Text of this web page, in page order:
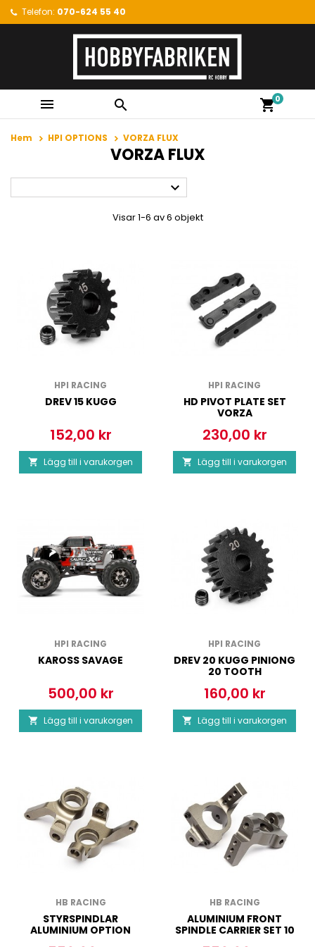
Telefon: 070-624 55 40
  shopping_cart0
Hem HPI OPTIONS VORZA FLUX
VORZA FLUX

Visar 1-6 av 6 objekt
HPI RACING
DREV 15 KUGG
Pris
152,00 kr
 Lägg till i varukorgen
HPI RACING
HD PIVOT PLATE SET
VORZA
Pris
230,00 kr
 Lägg till i varukorgen
HPI RACING
KAROSS SAVAGE
Pris
500,00 kr
 Lägg till i varukorgen
HPI RACING
DREV 20 KUGG PINIONG
20 TOOTH
Pris
160,00 kr
 Lägg till i varukorgen
HB RACING
STYRSPINDLAR
ALUMINIUM OPTION
HB RACING
ALUMINIUM FRONT
SPINDLE CARRIER SET 10